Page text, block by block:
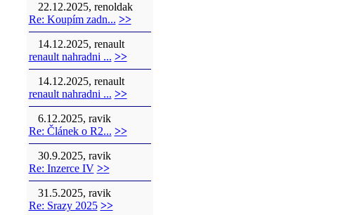
22.12.2025, renoldak
Re: Koupím zadn... >>
14.12.2025, renault
renault nahradni ... >>
14.12.2025, renault
renault nahradni ... >>
6.12.2025, ravik
Re: Článek o R2... >>
30.9.2025, ravik
Re: Inzerce IV >>
31.5.2025, ravik
Re: Srazy 2025 >>